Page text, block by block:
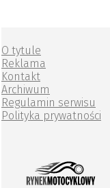
O tytule
Reklama
Kontakt
Archiwum
Regulamin serwisu
Polityka prywatności